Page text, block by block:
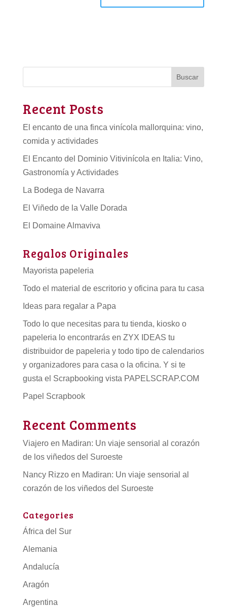
Buscar
Recent Posts
El encanto de una finca vinícola mallorquina: vino,
comida y actividades
El Encanto del Dominio Vitivinícola en Italia: Vino,
Gastronomía y Actividades
La Bodega de Navarra
El Viñedo de la Valle Dorada
El Domaine Almaviva
Regalos Originales
Mayorista papeleria
Todo el material de escritorio y oficina para tu casa
Ideas para regalar a Papa
Todo lo que necesitas para tu tienda, kiosko o
papeleria lo encontrarás en ZYX IDEAS tu
distribuidor de papeleria y todo tipo de calendarios
y organizadores para casa o la oficina. Y si te
gusta el Scrapbooking vista PAPELSCRAP.COM
Papel Scrapbook
Recent Comments
Viajeroen Madiran: Un viaje sensorial al corazón
de los viñedos del Suroeste
Nancy Rizzoen Madiran: Un viaje sensorial al
corazón de los viñedos del Suroeste
Categories
África del Sur
Alemania
Andalucía
Aragón
Argentina